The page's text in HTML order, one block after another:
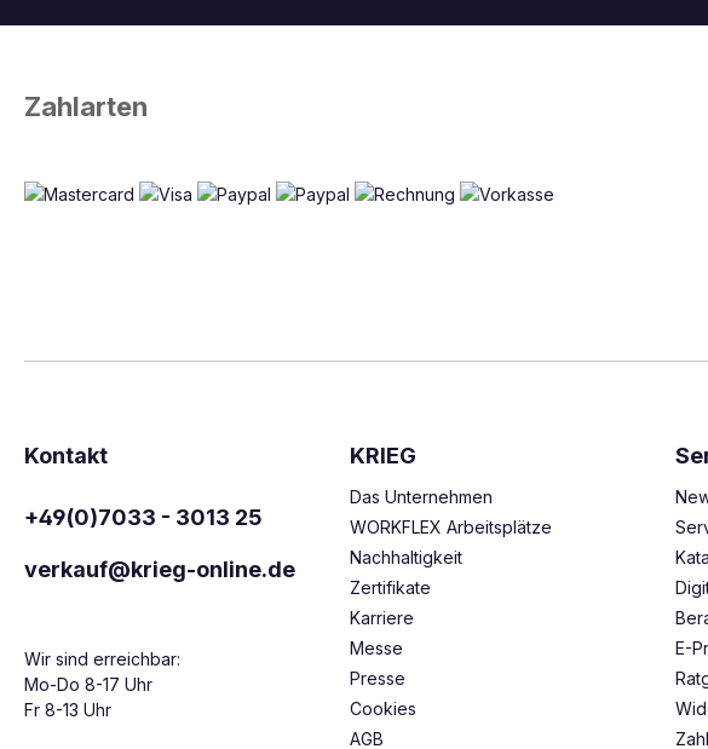
Zahlarten
Kontakt
+49(0)7033 - 3013 25
verkauf@krieg-online.de
Wir sind erreichbar:
Mo-Do 8-17 Uhr
Fr 8-13 Uhr
KRIEG
Das Unternehmen
WORKFLEX Arbeitsplätze
Nachhaltigkeit
Zertifikate
Karriere
Messe
Presse
Cookies
AGB
E-